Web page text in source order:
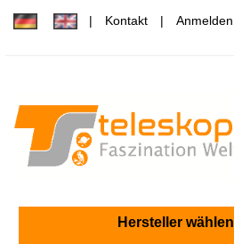
Kontakt Anmelden
Hersteller wählen